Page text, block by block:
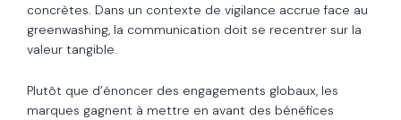
concrètes. Dans un contexte de vigilance accrue face au
greenwashing, la communication doit se recentrer sur la
valeur tangible.
Plutôt que d’énoncer des engagements globaux, les
marques gagnent à mettre en avant des bénéfices